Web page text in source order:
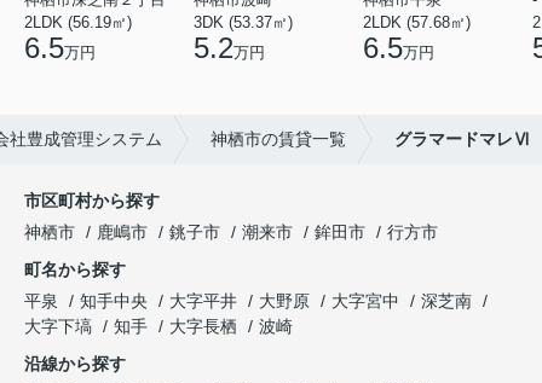
2LDK (56.19㎡)
6.5万円
3DK (53.37㎡)
5.2万円
2LDK (57.68㎡)
6.5万円
社豊成管理システム 神栖市の賃貸一覧 グラマードマレⅥ
市区町村から探す
神栖市
鹿嶋市 銚子市 潮来市 鉾田市
行方市
町名から探す
平泉
知手中央 大字平井 大野原 大字宮中
深芝南
大字下塙
知手 大字長栖
波崎
沿線から探す